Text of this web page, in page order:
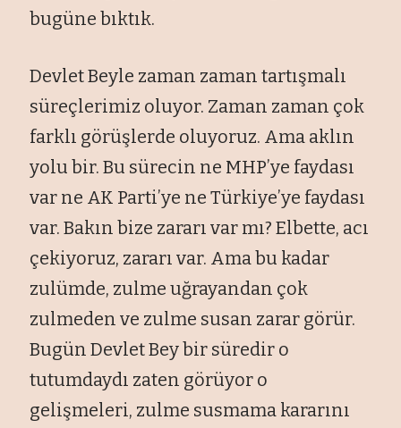
bugüne bıktık.
Devlet Beyle zaman zaman tartışmalı
süreçlerimiz oluyor. Zaman zaman çok
farklı görüşlerde oluyoruz. Ama aklın
yolu bir. Bu sürecin ne MHP’ye faydası
var ne AK Parti’ye ne Türkiye’ye faydası
var. Bakın bize zararı var mı? Elbette, acı
çekiyoruz, zararı var. Ama bu kadar
zulümde, zulme uğrayandan çok
zulmeden ve zulme susan zarar görür.
Bugün Devlet Bey bir süredir o
tutumdaydı zaten görüyor o
gelişmeleri, zulme susmama kararını